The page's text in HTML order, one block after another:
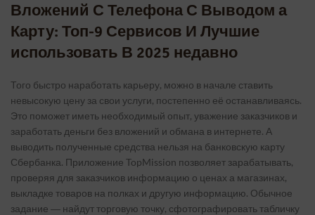
Вложений С Телефона С Выводом а
Карту: Топ-9 Сервисов И Лучшие
использовать В 2025 недавно
Того быстро наработать карьеру, можно в начале ставить
невысокую цену за свои услуги, постепенно её останавливаясь.
Это поможет иметь необходимый опыт, уважение заказчиков и
заработать деньги без вложений и обмана в интернете. А
выводить полученные средства нельзя на банковскую карту
Сбербанка. Приложение TopMission позволяет зарабатывать,
проверяя для заказчиков информацию о ценах а магазинах,
выкладке товаров на полках и другую информацию. Обычное
задание ― найдут торговую точку, сфотографировать табличку
GwgzMkHTbi4/s400/beautiful-